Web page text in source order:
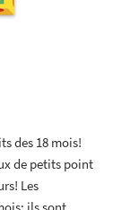
des 18 mois!
de petits point
Les